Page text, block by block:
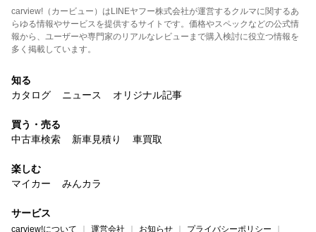
carview!（カービュー）はLINEヤフー株式会社が運営するクルマに関するあ
らゆる情報やサービスを提供するサイトです。価格やスペックなどの公式情
報から、ユーザーや専門家のリアルなレビューまで購入検討に役立つ情報を
多く掲載しています。
知る
カタログ
ニュース オリジナル記事
買う・売る
中古車検索
新車見積り 車買取
楽しむ
マイカー
みんカラ
サービス
carview!について 運営会社 お知らせ プライバシーポリシー